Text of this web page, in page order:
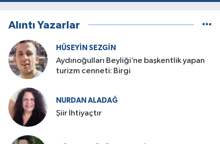
Alıntı Yazarlar
HÜSEYIN SEZGIN
Aydınoğulları Beyliği’ne başkentlik yapan
turizm cenneti: Birgi
NURDAN ALADAĞ
Şiir İhtiyaçtır